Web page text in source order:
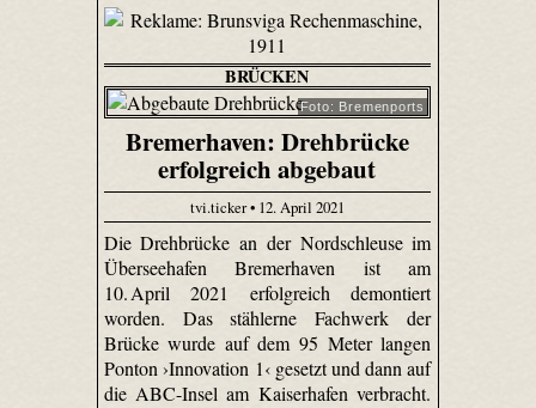
BRÜCKEN
Foto: Bremenports
Bremerhaven: Drehbrücke
erfolgreich abgebaut
tvi.ticker • 12. April 2021
Die Drehbrücke an der Nordschleuse im
Überseehafen Bremerhaven ist am
10. April 2021 erfolgreich demontiert
worden. Das stählerne Fachwerk der
Brücke wurde auf dem 95 Meter langen
Ponton ›Innovation 1‹ gesetzt und dann auf
die ABC-Insel am Kaiserhafen verbracht.